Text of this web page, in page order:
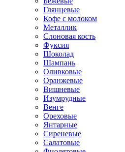
Глянцевые
Кофе с молоком
Металлик
Слоновая кость
Фуксия
Шоколад
Шампань
Оливковые
Оранжевые
Вишневые
Изумрудные
Венге
Ореховые
Янтарные
Сиреневые
Салатовые